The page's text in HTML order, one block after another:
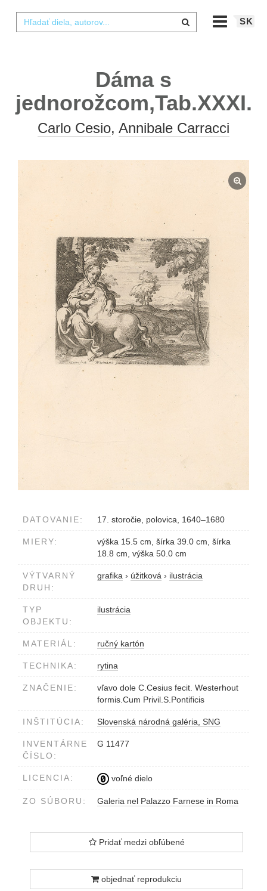
SK
Dáma s
jednorožcom,Tab.XXXI.
Carlo Cesio, Annibale Carracci
DATOVANIE: 17. storočie, polovica, 1640–1680
MIERY:
výška 15.5 cm, šírka 39.0 cm, šírka
18.8 cm, výška 50.0 cm
VÝTVARNÝ
DRUH:
grafika › úžitková › ilustrácia
TYP
OBJEKTU:
ilustrácia
MATERIÁL: ručný kartón
TECHNIKA: rytina
ZNAČENIE:
vľavo dole C.Cesius fecit. Westerhout
formis.Cum Privil.S.Pontificis
INŠTITÚCIA: Slovenská národná galéria, SNG
INVENTÁRNE
ČÍSLO:
G 11477
LICENCIA: voľné dielo
ZO SÚBORU: Galeria nel Palazzo Farnese in Roma
Pridať medzi obľúbené
objednať reprodukciu